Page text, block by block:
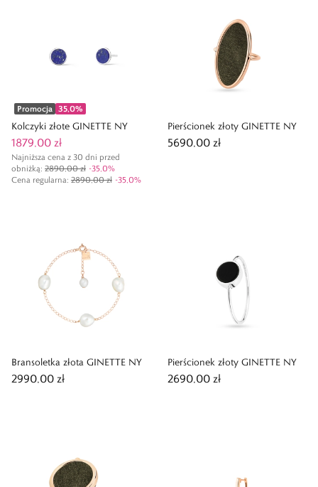
Promocja 35,0%
Kolczyki złote GINETTE NY
1879,00 zł
Najniższa cena z 30 dni przed
obniżką: 2890,00 zł -35,0%
Cena regularna: 2890,00 zł -35,0%
Pierścionek złoty GINETTE NY
5690,00 zł
Bransoletka złota GINETTE NY
2990,00 zł
Pierścionek złoty GINETTE NY
2690,00 zł